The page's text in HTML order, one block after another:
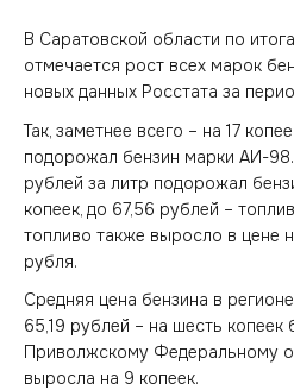
В Саратовской области по
отмечается рост всех марок
новых данных Росстата за
Так, заметнее всего – на 17
подорожал бензин марки АИ-
рублей за литр подорожал
копеек, до 67,56 рублей –
топливо также выросло в цене
рубля.
Средняя цена бензина в
65,19 рублей – на шесть
Приволжскому Федеральному
выросла на 9 копеек.